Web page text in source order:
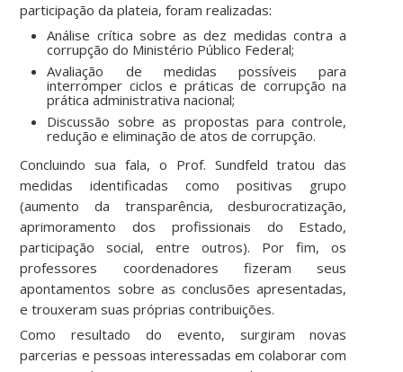
participação da plateia, foram realizadas:
Análise crítica sobre as dez medidas contra a
corrupção do Ministério Público Federal;
Avaliação de medidas possíveis para
interromper ciclos e práticas de corrupção na
prática administrativa nacional;
Discussão sobre as propostas para controle,
redução e eliminação de atos de corrupção.
Concluindo sua fala, o Prof. Sundfeld tratou das
medidas identificadas como positivas grupo
(aumento da transparência, desburocratização,
aprimoramento dos profissionais do Estado,
participação social, entre outros). Por fim, os
professores coordenadores fizeram seus
apontamentos sobre as conclusões apresentadas,
e trouxeram suas próprias contribuições.
Como resultado do evento, surgiram novas
parcerias e pessoas interessadas em colaborar com